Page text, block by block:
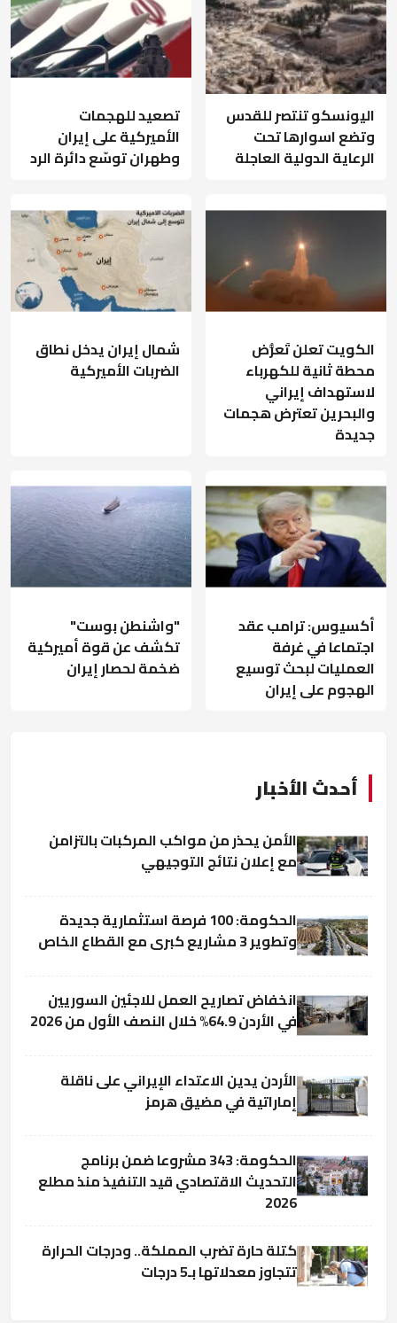
اليونسكو تنتصر للقدس
وتضع اسوارها تحت
الرعاية الدولية العاجلة
تصعيد للهجمات
الأميركية على إيران
وطهران توسّع دائرة الرد
الكويت تعلن تَعرُّض
محطة ثانية للكهرباء
لاستهداف إيراني
والبحرين تعترض هجمات
جديدة
شمال إيران يدخل نطاق
الضربات الأميركية
أكسيوس: ترامب عقد
اجتماعا في غرفة
العمليات لبحث توسيع
الهجوم على إيران
"واشنطن بوست"
تكشف عن قوة أميركية
ضخمة لحصار إيران
أحدث الأخبار
الأمن يحذر من مواكب المركبات بالتزامن
مع إعلان نتائج التوجيهي
الحكومة: 100 فرصة استثمارية جديدة
وتطوير 3 مشاريع كبرى مع القطاع الخاص
انخفاض تصاريح العمل للاجئين السوريين
في الأردن 64.9% خلال النصف الأول من 2026
الأردن يدين الاعتداء الإيراني على ناقلة
إماراتية في مضيق هرمز
الحكومة: 343 مشروعا ضمن برنامج
التحديث الاقتصادي قيد التنفيذ منذ مطلع
2026
كتلة حارة تضرب المملكة.. ودرجات الحرارة
تتجاوز معدلاتها بـ5 درجات